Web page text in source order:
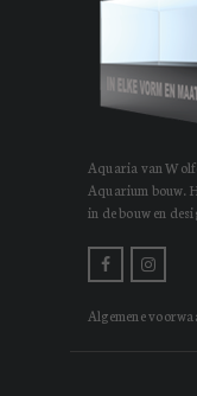
Aquaria van
Aquarium bouw.
in de bouw en
Algemene